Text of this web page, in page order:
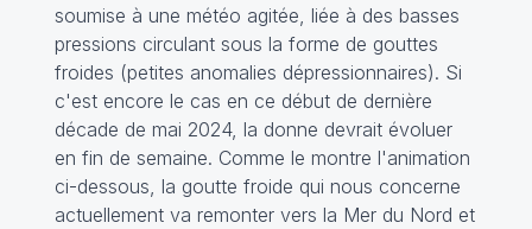
soumise à une météo agitée, liée à des basses
pressions circulant sous la forme de gouttes
froides (petites anomalies dépressionnaires). Si
c'est encore le cas en ce début de dernière
décade de mai 2024, la donne devrait évoluer
en fin de semaine. Comme le montre l'animation
ci-dessous, la goutte froide qui nous concerne
actuellement va remonter vers la Mer du Nord et